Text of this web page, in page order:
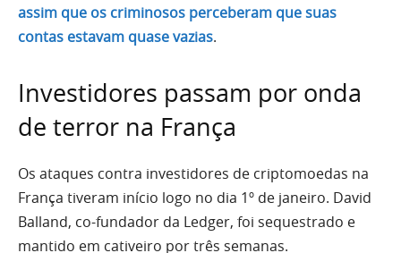
assim que os criminosos perceberam que suas
contas estavam quase vazias.
Investidores passam por onda
de terror na França
Os ataques contra investidores de criptomoedas na
França tiveram início logo no dia 1º de janeiro. David
Balland, co-fundador da Ledger, foi sequestrado e
mantido em cativeiro por três semanas.